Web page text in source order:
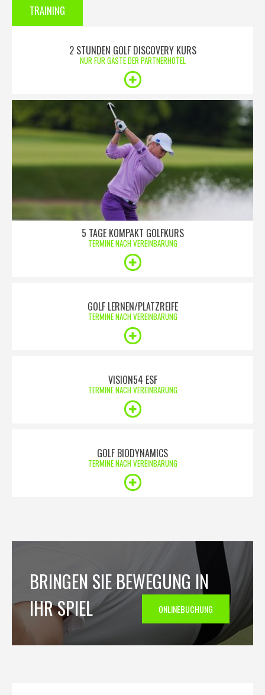
TRAINING
2 STUNDEN GOLF DISCOVERY KURS
NUR FÜR GÄSTE DER PARTNERHOTEL
5 TAGE KOMPAKT GOLFKURS
TERMINE NACH VEREINBARUNG
GOLF LERNEN/PLATZREIFE
TERMINE NACH VEREINBARUNG
VISION54 ESF
TERMINE NACH VEREINBARUNG
GOLF BIODYNAMICS
TERMINE NACH VEREINBARUNG
BRINGEN SIE BEWEGUNG IN
IHR SPIEL
ONLINEBUCHUNG